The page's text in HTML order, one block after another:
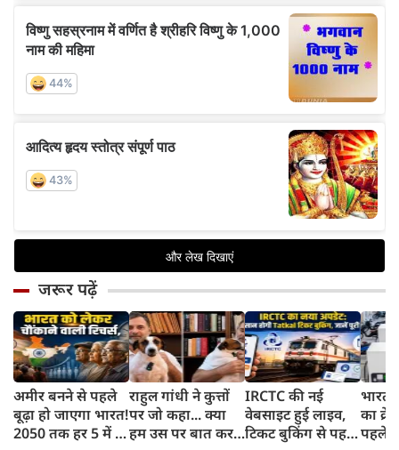
जरूर पढ़ें
अमीर बनने से पहले
बूढ़ा हो जाएगा भारत!
2050 तक हर 5 में 1
राहुल गांधी ने कुत्तों
पर जो कहा... क्या
हम उस पर बात कर
IRCTC की नई
वेबसाइट हुई लाइव,
टिकट बुकिंग से पहले
भारत
का
पहले